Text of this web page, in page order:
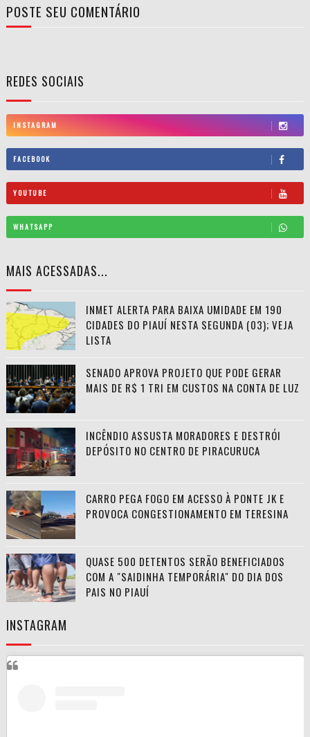
POSTE SEU COMENTÁRIO
REDES SOCIAIS
INSTAGRAM
FACEBOOK
YOUTUBE
WHATSAPP
MAIS ACESSADAS...
INMET ALERTA PARA BAIXA UMIDADE EM 190
CIDADES DO PIAUÍ NESTA SEGUNDA (03); VEJA
LISTA
SENADO APROVA PROJETO QUE PODE GERAR
MAIS DE R$ 1 TRI EM CUSTOS NA CONTA DE LUZ
INCÊNDIO ASSUSTA MORADORES E DESTRÓI
DEPÓSITO NO CENTRO DE PIRACURUCA
CARRO PEGA FOGO EM ACESSO À PONTE JK E
PROVOCA CONGESTIONAMENTO EM TERESINA
QUASE 500 DETENTOS SERÃO BENEFICIADOS
COM A "SAIDINHA TEMPORÁRIA" DO DIA DOS
PAIS NO PIAUÍ
INSTAGRAM